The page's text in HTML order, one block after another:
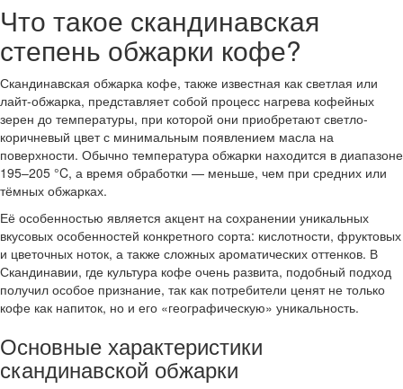
Что такое скандинавская
степень обжарки кофе?
Скандинавская обжарка кофе, также известная как светлая или
лайт-обжарка, представляет собой процесс нагрева кофейных
зерен до температуры, при которой они приобретают светло-
коричневый цвет с минимальным появлением масла на
поверхности. Обычно температура обжарки находится в диапазоне
195–205 °C, а время обработки — меньше, чем при средних или
тёмных обжарках.
Её особенностью является акцент на сохранении уникальных
вкусовых особенностей конкретного сорта: кислотности, фруктовых
и цветочных ноток, а также сложных ароматических оттенков. В
Скандинавии, где культура кофе очень развита, подобный подход
получил особое признание, так как потребители ценят не только
кофе как напиток, но и его «географическую» уникальность.
Основные характеристики
скандинавской обжарки